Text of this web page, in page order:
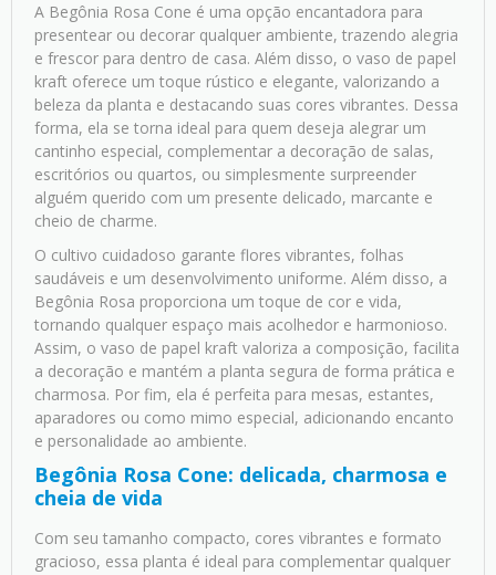
A Begônia Rosa Cone é uma opção encantadora para
presentear ou decorar qualquer ambiente, trazendo alegria
e frescor para dentro de casa. Além disso, o vaso de papel
kraft oferece um toque rústico e elegante, valorizando a
beleza da planta e destacando suas cores vibrantes. Dessa
forma, ela se torna ideal para quem deseja alegrar um
cantinho especial, complementar a decoração de salas,
escritórios ou quartos, ou simplesmente surpreender
alguém querido com um presente delicado, marcante e
cheio de charme.
O cultivo cuidadoso garante flores vibrantes, folhas
saudáveis e um desenvolvimento uniforme. Além disso, a
Begônia Rosa proporciona um toque de cor e vida,
tornando qualquer espaço mais acolhedor e harmonioso.
Assim, o vaso de papel kraft valoriza a composição, facilita
a decoração e mantém a planta segura de forma prática e
charmosa. Por fim, ela é perfeita para mesas, estantes,
aparadores ou como mimo especial, adicionando encanto
e personalidade ao ambiente.
Begônia Rosa Cone: delicada, charmosa e
cheia de vida
Com seu tamanho compacto, cores vibrantes e formato
gracioso, essa planta é ideal para complementar qualquer